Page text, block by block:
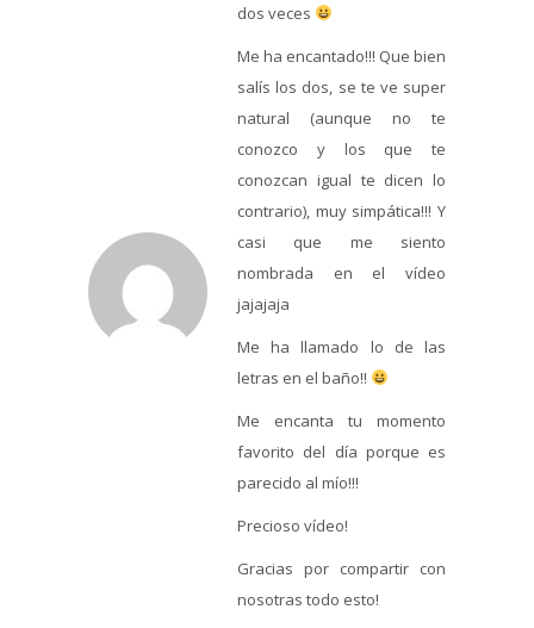
dos veces
Me ha encantado!!! Que bien
salís los dos, se te ve super
natural (aunque no te
conozco y los que te
conozcan igual te dicen lo
contrario), muy simpática!!! Y
casi que me siento
nombrada en el vídeo
jajajaja
Me ha llamado lo de las
letras en el baño!!
Me encanta tu momento
favorito del día porque es
parecido al mío!!!
Precioso vídeo!
Gracias por compartir con
nosotras todo esto!